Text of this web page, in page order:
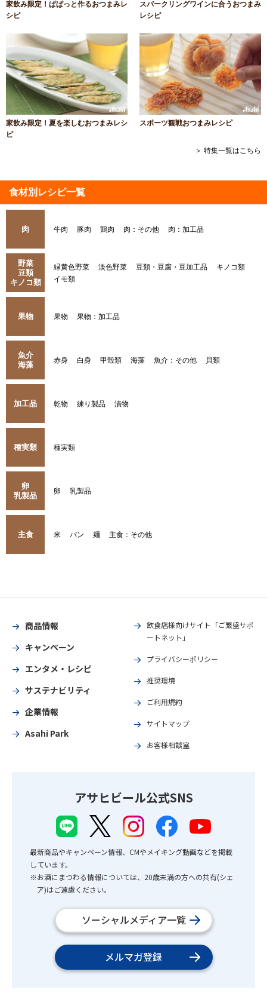
家飲み限定！ぱぱっと作るおつまみレ
シピ
スパークリングワインに合うおつまみ
レシピ
家飲み限定！夏を楽しむおつまみレシ
ピ
スポーツ観戦おつまみレシピ
＞ 特集一覧はこちら
食材別レシピ一覧
肉 牛肉 豚肉 鶏肉 肉：その他 肉：加工品
野菜
豆類
キノコ類
緑黄色野菜 淡色野菜 豆類・豆腐・豆加工品
キノコ類
イモ類
果物 果物 果物：加工品
魚介
海藻
赤身 白身 甲殻類 海藻 魚介：その他 貝類
加工品 乾物 練り製品 漬物
種実類 種実類
卵
乳製品
卵 乳製品
主食 米 パン 麺 主食：その他
商品情報
キャンペーン
エンタメ・レシピ
サステナビリティ
企業情報
Asahi Park
飲食店様向けサイト「ご繁盛サポ
ートネット」
プライバシーポリシー
推奨環境
ご利用規約
サイトマップ
お客様相談室
アサヒビール公式SNS
最新商品やキャンペーン情報、CMやメイキング動画などを掲載
しています。
※お酒にまつわる情報については、20歳未満の方への共有(シェ
ア)はご遠慮ください。
ソーシャルメディア一覧
メルマガ登録